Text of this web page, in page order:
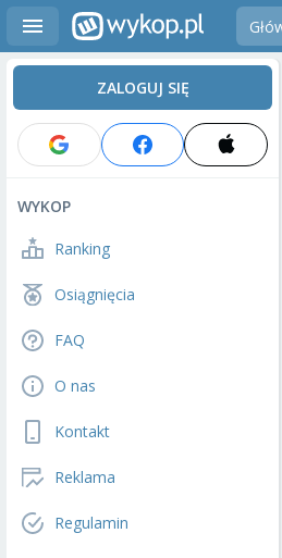
ZALOGUJ SIĘ
WYKOP
Ranking
Osiągnięcia
FAQ
O nas
Kontakt
Reklama
Regulamin